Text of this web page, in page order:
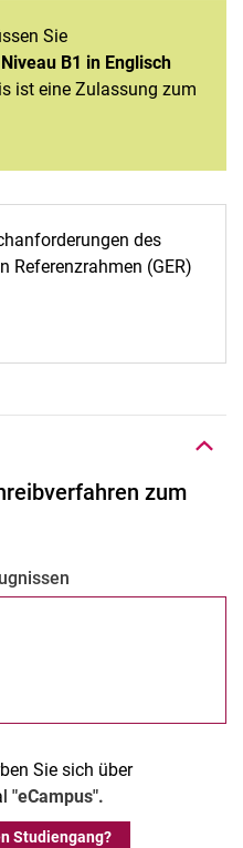
Sie
Niveau B1 in Englisch
ist eine Zulassung zum
des
Referenzrahmen (GER)
Nach oben
zum
Sie sich über
"eCampus".
Studiengang?